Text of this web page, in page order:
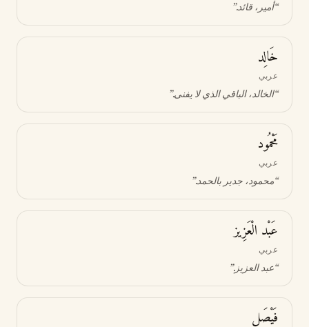
“أمير، قائد.”
خَالِد
عربي
“الخالد، الباقي الذي لا يفنى.”
مَحْمُود
عربي
“محمود، جدير بالحمد.”
عَبْد الْعَزِيز
عربي
“عبد العزيز.”
فَيْصَل